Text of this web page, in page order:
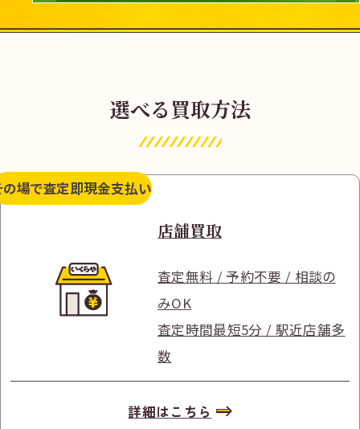
選べる買取方法
の場で査定即現金支払い
店舗買取
査定無料 / 予約不要 / 相談の
みOK
査定時間最短5分 / 駅近店舗多
数
詳細はこちら